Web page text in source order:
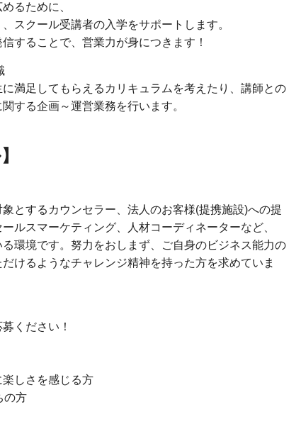
るために、
スクール受講者の入学をサポートします。
することで、営業力が身につきます！
満足してもらえるカリキュラムを考えたり、講師との
関する企画～運営業務を行います。
とするカウンセラー、法人のお客様(提携施設)への提
ルスマーケティング、人材コーディネーターなど、
環境です。努力をおしまず、ご自身のビジネス能力の
けるようなチャレンジ精神を持った方を求めていま
ください！
楽しさを感じる方
の方